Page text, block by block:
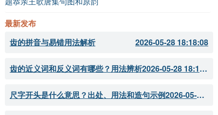
最新发布
齿的拼音与易错用法解析
2026-05-28 18:18:08
齿的近义词和反义词有哪些？用法辨析 2026-05-28 18:18:07
尺字开头是什么意思？出处、用法和造句示例 2026-05-28 18:18:05